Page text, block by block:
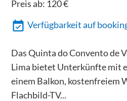
Preis ab: 120€
Verfügbarkeit auf
Das Quinta do Convento de
Lima bietet Unterkünfte mit
einem Balkon, kostenfreiem
Flachbild-TV...